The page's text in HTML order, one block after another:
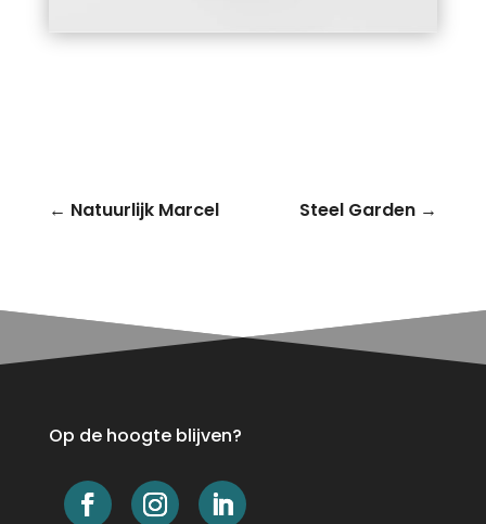
← Natuurlijk Marcel Steel Garden →
Op de hoogte blijven?